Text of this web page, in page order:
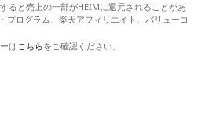
ると売上の一部がHEIMに還元されることがあ
プログラム、楽天アフィリエイト、バリューコ
はこちらをご確認ください。